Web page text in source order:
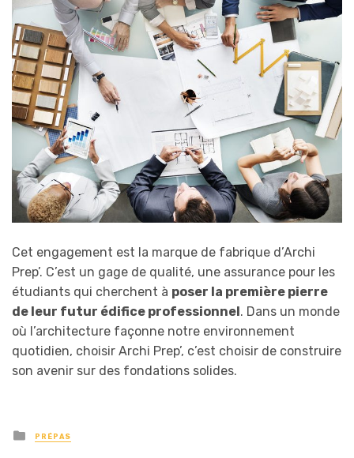
Cet engagement est la marque de fabrique d’Archi
Prep’. C’est un gage de qualité, une assurance pour les
étudiants qui cherchent à poser la première pierre
de leur futur édifice professionnel . Dans un monde
où l’architecture façonne notre environnement
quotidien, choisir Archi Prep’, c’est choisir de construire
son avenir sur des fondations solides.
Posted
in
PRÉPAS